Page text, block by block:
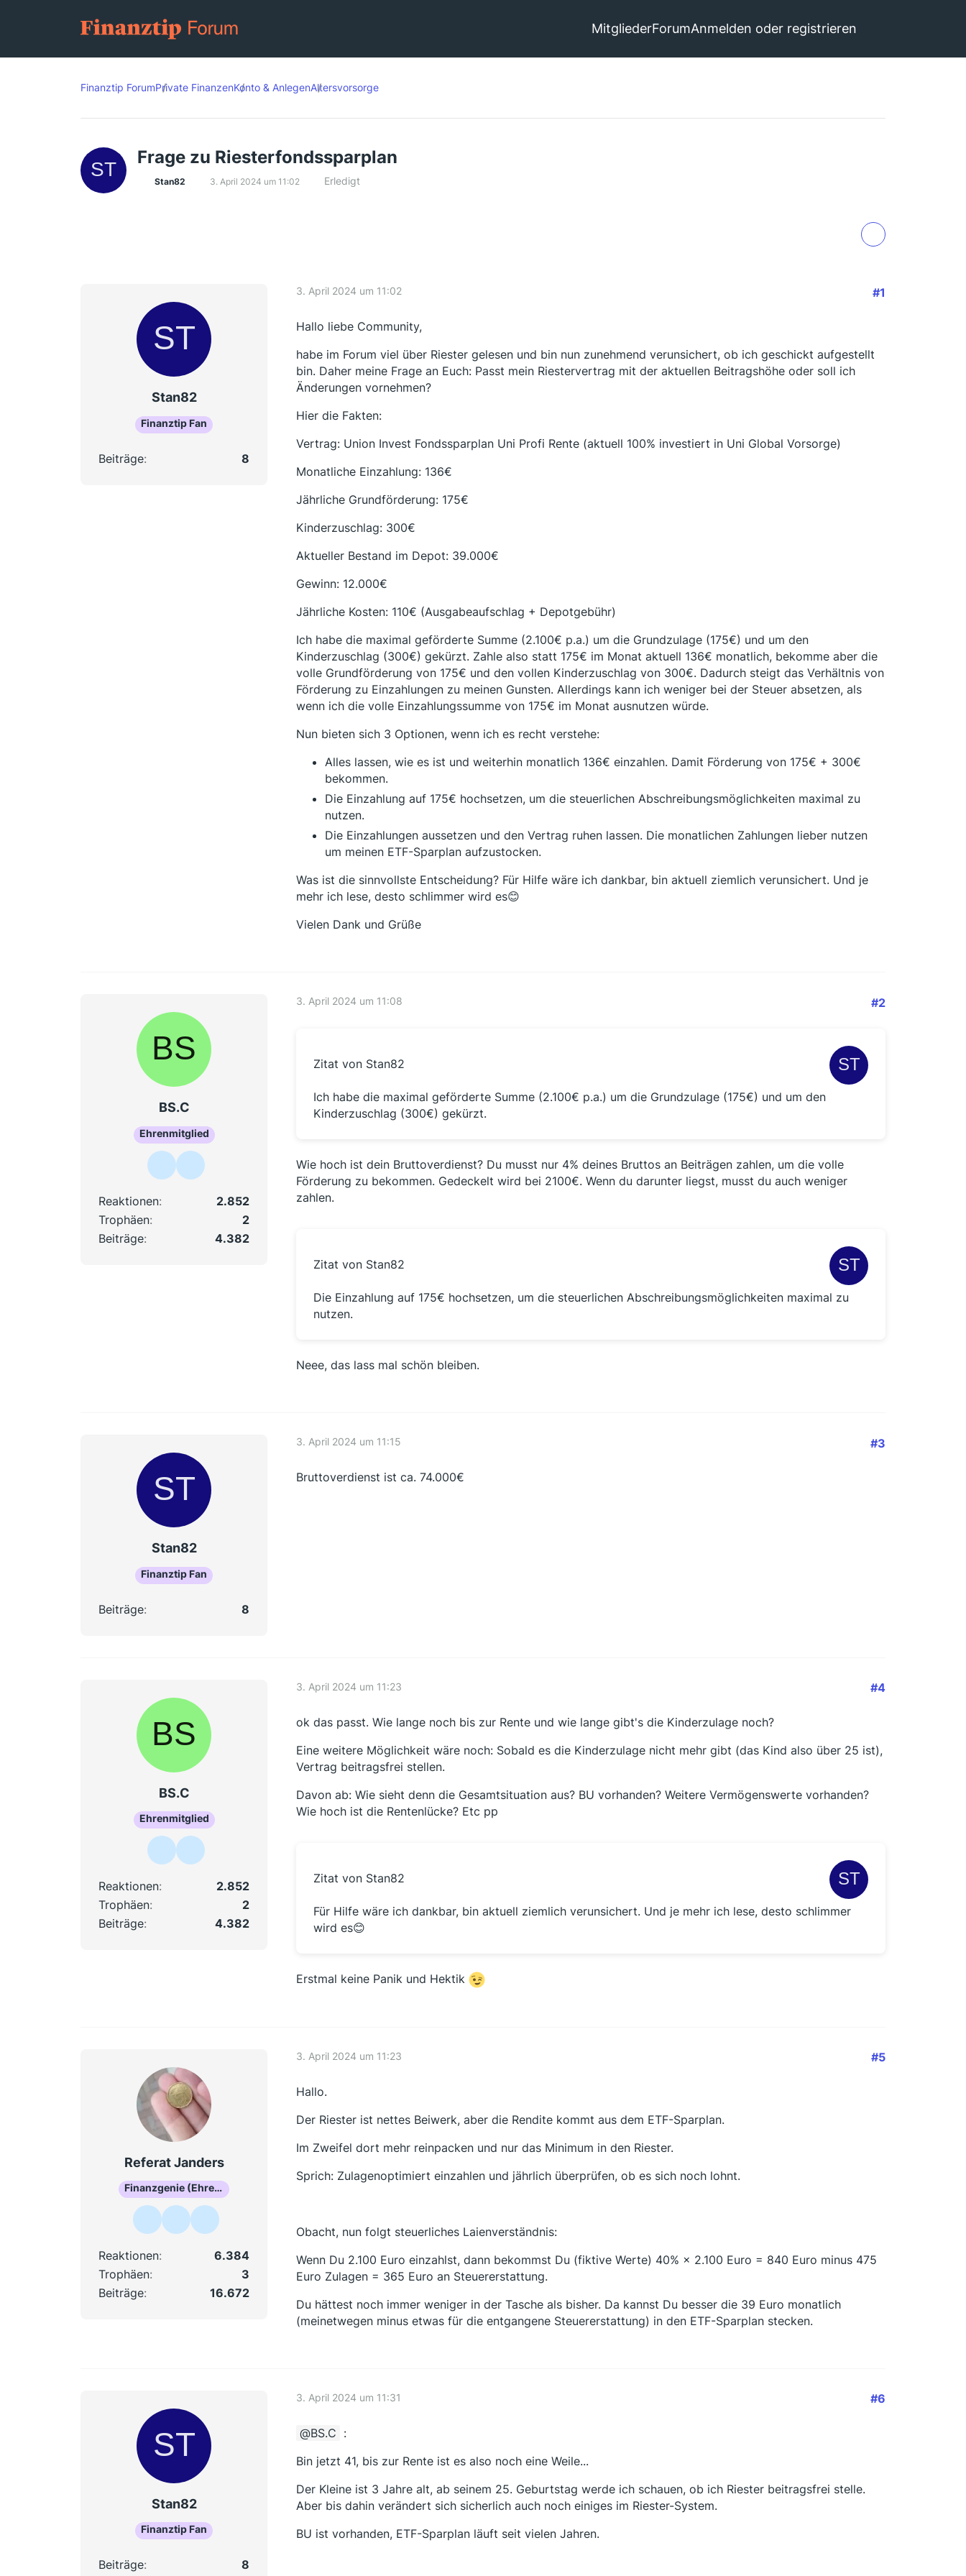
MitgliederForumAnmelden oder registrieren
Finanztip ForumPrivate FinanzenKonto & AnlegenAltersvorsorge
Frage zu Riesterfondssparplan
Stan82 3. April 2024 um 11:02 Erledigt
Stan82
Finanztip Fan
Beiträge 8
3. April 2024 um 11:02 #1
Hallo liebe Community,
habe im Forum viel über Riester gelesen und bin nun zunehmend verunsichert, ob ich geschickt aufgestellt
bin. Daher meine Frage an Euch: Passt mein Riestervertrag mit der aktuellen Beitragshöhe oder soll ich
Änderungen vornehmen?
Hier die Fakten:
Vertrag: Union Invest Fondssparplan Uni Profi Rente (aktuell 100% investiert in Uni Global Vorsorge)
Monatliche Einzahlung: 136€
Jährliche Grundförderung: 175€
Kinderzuschlag: 300€
Aktueller Bestand im Depot: 39.000€
Gewinn: 12.000€
Jährliche Kosten: 110€ (Ausgabeaufschlag + Depotgebühr)
Ich habe die maximal geförderte Summe (2.100€ p.a.) um die Grundzulage (175€) und um den
Kinderzuschlag (300€) gekürzt. Zahle also statt 175€ im Monat aktuell 136€ monatlich, bekomme aber die
volle Grundförderung von 175€ und den vollen Kinderzuschlag von 300€. Dadurch steigt das Verhältnis von
Förderung zu Einzahlungen zu meinen Gunsten. Allerdings kann ich weniger bei der Steuer absetzen, als
wenn ich die volle Einzahlungssumme von 175€ im Monat ausnutzen würde.
Nun bieten sich 3 Optionen, wenn ich es recht verstehe:
Alles lassen, wie es ist und weiterhin monatlich 136€ einzahlen. Damit Förderung von 175€ + 300€
bekommen.
Die Einzahlung auf 175€ hochsetzen, um die steuerlichen Abschreibungsmöglichkeiten maximal zu
nutzen.
Die Einzahlungen aussetzen und den Vertrag ruhen lassen. Die monatlichen Zahlungen lieber nutzen
um meinen ETF-Sparplan aufzustocken.
Was ist die sinnvollste Entscheidung? Für Hilfe wäre ich dankbar, bin aktuell ziemlich verunsichert. Und je
mehr ich lese, desto schlimmer wird es😊
Vielen Dank und Grüße
BS.C
Ehrenmitglied
Reaktionen
2.852
Trophäen
2
Beiträge
4.382
3. April 2024 um 11:08 #2
Zitat von Stan82
Ich habe die maximal geförderte Summe (2.100€ p.a.) um die Grundzulage (175€) und um den
Kinderzuschlag (300€) gekürzt.
Wie hoch ist dein Bruttoverdienst? Du musst nur 4% deines Bruttos an Beiträgen zahlen, um die volle
Förderung zu bekommen. Gedeckelt wird bei 2100€. Wenn du darunter liegst, musst du auch weniger
zahlen.
Zitat von Stan82
Die Einzahlung auf 175€ hochsetzen, um die steuerlichen Abschreibungsmöglichkeiten maximal zu
nutzen.
Neee, das lass mal schön bleiben.
Stan82
Finanztip Fan
Beiträge 8
3. April 2024 um 11:15 #3
Bruttoverdienst ist ca. 74.000€
BS.C
Ehrenmitglied
Reaktionen
2.852
Trophäen
2
Beiträge
4.382
3. April 2024 um 11:23 #4
ok das passt. Wie lange noch bis zur Rente und wie lange gibt's die Kinderzulage noch?
Eine weitere Möglichkeit wäre noch: Sobald es die Kinderzulage nicht mehr gibt (das Kind also über 25 ist),
Vertrag beitragsfrei stellen.
Davon ab: Wie sieht denn die Gesamtsituation aus? BU vorhanden? Weitere Vermögenswerte vorhanden?
Wie hoch ist die Rentenlücke? Etc pp
Zitat von Stan82
Für Hilfe wäre ich dankbar, bin aktuell ziemlich verunsichert. Und je mehr ich lese, desto schlimmer
wird es😊
Erstmal keine Panik und Hektik
Referat Janders
Finanzgenie (Ehrenmitglied)
Reaktionen
6.384
Trophäen
3
Beiträge
16.672
3. April 2024 um 11:23 #5
Hallo.
Der Riester ist nettes Beiwerk, aber die Rendite kommt aus dem ETF-Sparplan.
Im Zweifel dort mehr reinpacken und nur das Minimum in den Riester.
Sprich: Zulagenoptimiert einzahlen und jährlich überprüfen, ob es sich noch lohnt.
Obacht, nun folgt steuerliches Laienverständnis:
Wenn Du 2.100 Euro einzahlst, dann bekommst Du (fiktive Werte) 40% × 2.100 Euro = 840 Euro minus 475
Euro Zulagen = 365 Euro an Steuererstattung.
Du hättest noch immer weniger in der Tasche als bisher. Da kannst Du besser die 39 Euro monatlich
(meinetwegen minus etwas für die entgangene Steuererstattung) in den ETF-Sparplan stecken.
Stan82
Finanztip Fan
Beiträge 8
3. April 2024 um 11:31 #6
BS.C :
Bin jetzt 41, bis zur Rente ist es also noch eine Weile...
Der Kleine ist 3 Jahre alt, ab seinem 25. Geburtstag werde ich schauen, ob ich Riester beitragsfrei stelle.
Aber bis dahin verändert sich sicherlich auch noch einiges im Riester-System.
BU ist vorhanden, ETF-Sparplan läuft seit vielen Jahren.